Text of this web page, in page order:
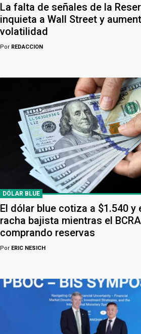
La falta de señales de la
inquieta a Wall Street y
volatilidad
Por REDACCION
DÓLAR BLUE
El dólar blue cotiza a $1.540 y
racha bajista mientras el
comprando reservas
Por ERIC NESICH